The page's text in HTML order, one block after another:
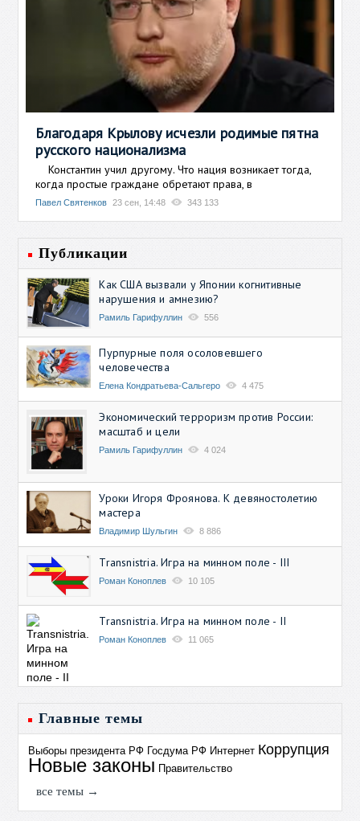
Благодаря Крылову исчезли родимые пятна
русского национализма
Константин учил другому. Что нация возникает тогда,
когда простые граждане обретают права, в
Павел Святенков 23 сен, 14:48 343 133
Публикации
Как США вызвали у Японии когнитивные
нарушения и амнезию?
Рамиль Гарифуллин 556
Пурпурные поля осоловевшего
человечества
Елена Кондратьева-Сальгеро 4 475
Экономический терроризм против России:
масштаб и цели
Рамиль Гарифуллин 4 024
Уроки Игоря Фроянова. К девяностолетию
мастера
Владимир Шульгин 8 886
Transnistria. Игра на минном поле - III
Роман Коноплев 10 105
Transnistria. Игра на минном поле - II
Роман Коноплев 11 065
Главные темы
Выборы президента РФ Госдума РФ Интернет Коррупция
Новые законы Правительство
все темы →